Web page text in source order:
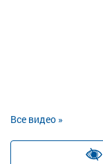
Все видео »